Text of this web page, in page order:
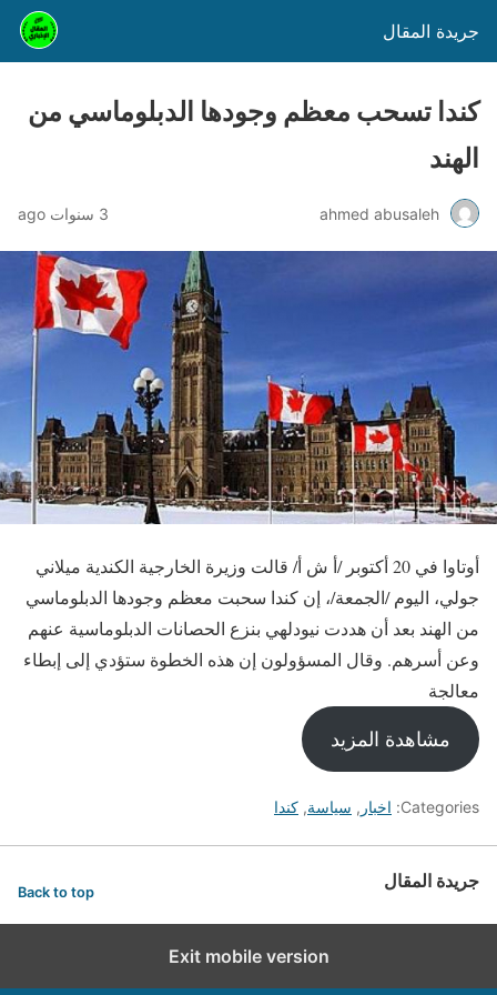
جريدة المقال
كندا تسحب معظم وجودها الدبلوماسي من
الهند
ahmed abusaleh 3 سنوات ago
أوتاوا في 20 أكتوبر /أ ش أ/ قالت وزيرة الخارجية الكندية ميلاني
جولي، اليوم /الجمعة/، إن كندا سحبت معظم وجودها الدبلوماسي
من الهند بعد أن هددت نيودلهي بنزع الحصانات الدبلوماسية عنهم
وعن أسرهم. وقال المسؤولون إن هذه الخطوة ستؤدي إلى إبطاء
معالجة
مشاهدة المزيد
Categories: اخبار , سياسة, كندا
جريدة المقال Back to top
Exit mobile version